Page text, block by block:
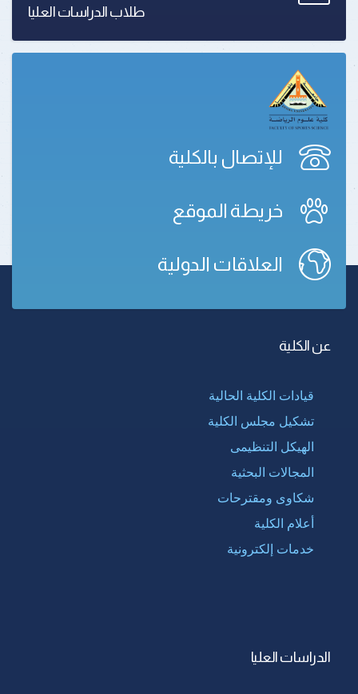
طلاب الدراسات العليا
للإتصال بالكلية
خريطة الموقع
العلاقات الدولية
عن الكلية
قيادات الكلية الحالية
تشكيل مجلس الكلية
الهيكل التنظيمى
المجالات البحثية
شكاوى ومقترحات
أعلام الكلية
خدمات إلكترونية
الدراسات العليا